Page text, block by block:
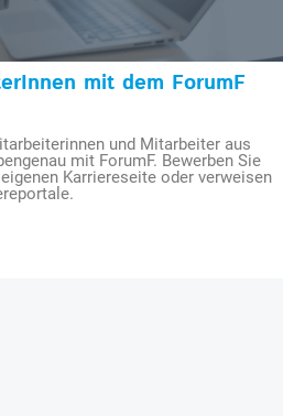
mit dem ForumF
und Mitarbeiter aus
mit ForumF. Bewerben Sie
Karriereseite oder verweisen